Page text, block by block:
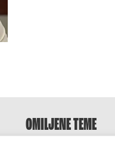
OMILJENE TEME